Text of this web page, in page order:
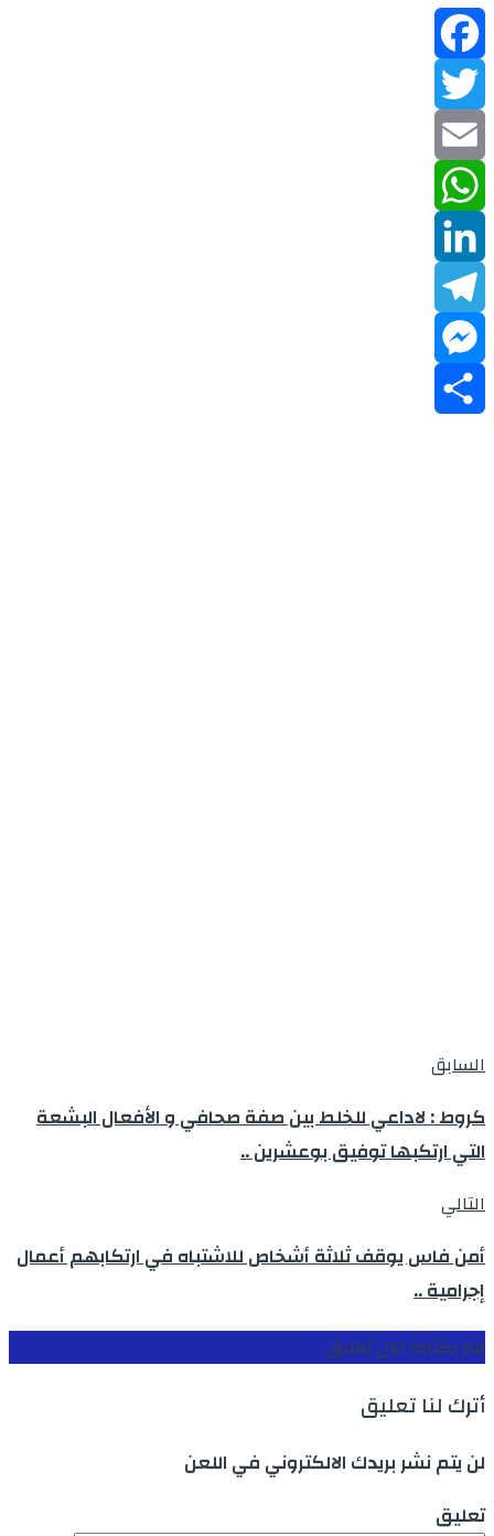
Facebook
Twitter
Email
WhatsApp
LinkedIn
Telegram
Messenger
السابق
كروط : لاداعي للخلط بين صفة صحافي و الأفعال البشعة
التي ارتكبها توفيق بوعشرين ..
التالي
أمن فاس يوقف ثلاثة أشخاص للاشتباه في ارتكابهم أعمال
إجرامية ..
قم بكتابة اول تعليق
أترك لنا تعليق
لن يتم نشر بريدك الالكتروني في اللعن
تعليق